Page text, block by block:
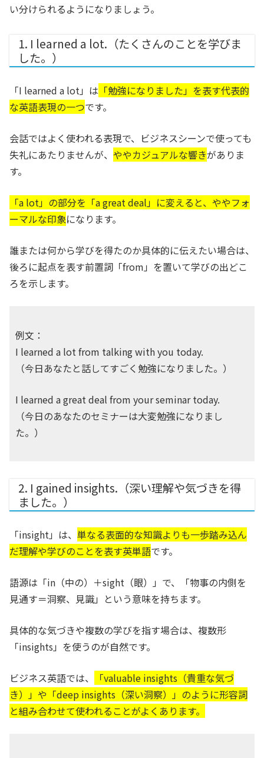
い分けられるようになりましょう。
1. I learned a lot.（たくさんのことを学びま
した。）
「I learned a lot」は 「勉強になりました」を表す代表的
な英語表現の一つです。
会話ではよく使われる表現で、ビジネスシーンで使っても
失礼にあたりませんが、 ややカジュアルな響きがありま
す。
「a lot」の部分を「a great deal」に変えると、ややフォ
ーマルな印象になります。
誰または何から学びを得たのか具体的に伝えたい場合は、
後ろに起点を表す前置詞「from」を置いて学びの出どこ
ろを示します。
例文：
I learned a lot from talking with you today.
（今日あなたと話してすごく勉強になりました。）
I learned a great deal from your seminar today.
（今日のあなたのセミナーは大変勉強になりまし
た。）
2. I gained insights.（深い理解や気づきを得
ました。）
「insight」は、 単なる表面的な知識よりも一歩踏み込ん
だ理解や学びのことを表す英単語です。
語源は「in（中の）＋sight（眼）」で、「物事の内側を
見通す＝洞察、見識」という意味を持ちます。
具体的な気づきや複数の学びを指す場合は、複数形
「insights」を使うのが自然です。
ビジネス英語では、
「valuable insights（貴重な気づ
き）」や「deep insights（深い洞察）」のように形容詞
と組み合わせて使われることがよくあります。